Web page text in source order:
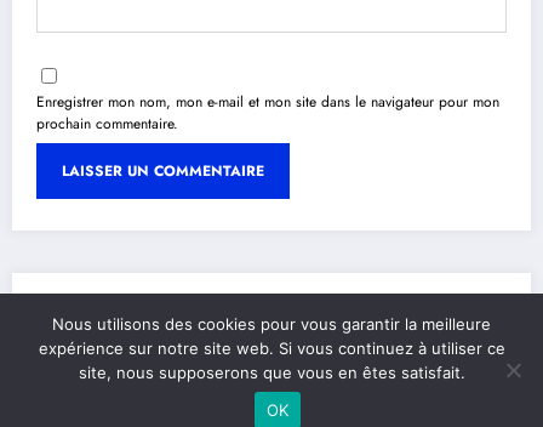
Enregistrer mon nom, mon e-mail et mon site dans le navigateur pour mon
prochain commentaire.
A la une
Nous utilisons des cookies pour vous garantir la meilleure
expérience sur notre site web. Si vous continuez à utiliser ce
site, nous supposerons que vous en êtes satisfait.
OK